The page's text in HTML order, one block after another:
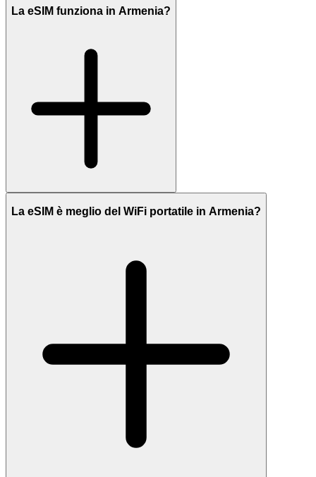
La eSIM funziona in Armenia?
La eSIM è meglio del WiFi portatile in Armenia?